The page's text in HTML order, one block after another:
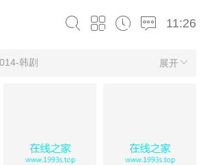
11:26
展开
韩剧